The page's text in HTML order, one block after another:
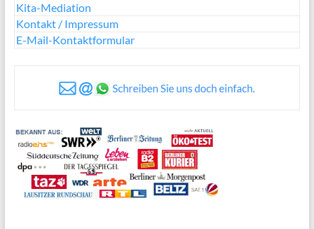
Kita-Mediation
Kontakt / Impressum
E-Mail-Kontaktformular